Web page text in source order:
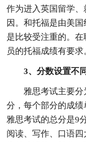
作为进入英国留学
因。和托福是由美
是比较受注重的。
员的托福成绩有要求
3、分数设置不同
雅思考试主要
分，每个部分的成绩
雅思考试的总分是9
阅读、写作、口语